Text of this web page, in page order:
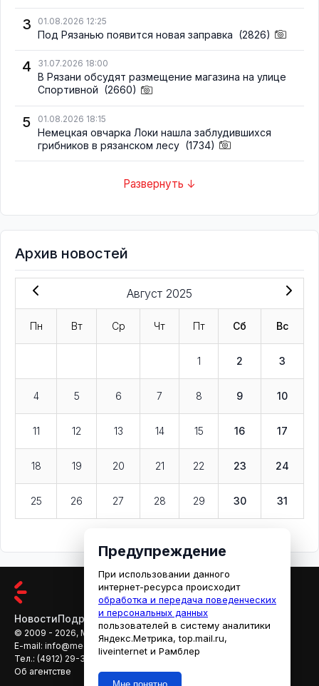
3 01.08.2026 12:25
Под Рязанью появится новая заправка (2826)
4 31.07.2026 18:00
В Рязани обсудят размещение магазина на улице
Спортивной (2660)
5 01.08.2026 18:15
Немецкая овчарка Локи нашла заблудившихся
грибников в рязанском лесу (1734)
Развернуть ↓
Архив новостей
Август 2025
Пн Вт Ср Чт Пт Сб Вс
1 2 3
4 5 6 7 8 9 10
11 12 13 14 15 16 17
18 19 20 21 22 23 24
25 26 27 28 29 30 31
НовостиПодробностиАфишаКино
© 2009 - 2026, МЕДИАРЯЗАНЬ
E-mail: info@mediaryazan.ru
reklama@mediaryazan.ru
Тел.: (4912) 29-33-66
Об агентстве
Предупреждение
При использовании данного
интернет-ресурса происходит
обработка и передача поведенческих
и персональных данных
пользователей в систему аналитики
Яндекс.Метрика, top.mail.ru,
liveinternet и Рамблер